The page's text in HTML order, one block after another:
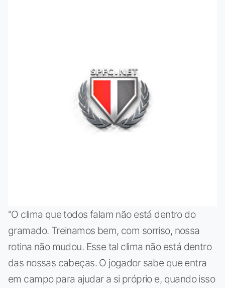
"O clima que todos falam não está dentro do
gramado. Treinamos bem, com sorriso, nossa
rotina não mudou. Esse tal clima não está dentro
das nossas cabeças. O jogador sabe que entra
em campo para ajudar a si próprio e, quando isso